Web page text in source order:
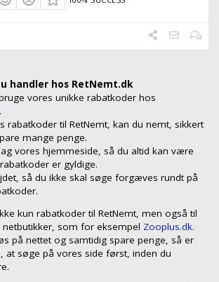
handler hos RetNemt.dk
vores unikke rabatkoder hos
.
rabatkoder til RetNemt, kan du nemt, sikkert
mange penge.
vores hjemmeside, så du altid kan være
er gyldige.
så du ikke skal søge forgæves rundt på
kun rabatkoder til RetNemt, men også til
som for eksempel Zooplus.dk.
på nettet og samtidig spare penge, så er
at søge på vores side først, inden du